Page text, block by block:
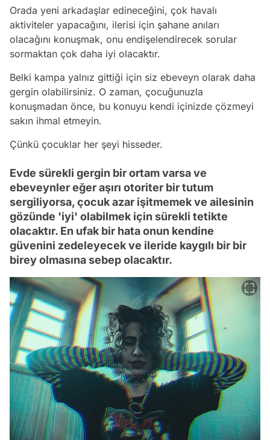
Orada yeni arkadaşlar edineceğini, çok havalı
aktiviteler yapacağını, ilerisi için şahane anıları
olacağını konuşmak, onu endişelendirecek sorular
sormaktan çok daha iyi olacaktır.
Belki kampa yalnız gittiği için siz ebeveyn olarak daha
gergin olabilirsiniz. O zaman, çocuğunuzla
konuşmadan önce, bu konuyu kendi içinizde çözmeyi
sakın ihmal etmeyin.
Çünkü çocuklar her şeyi hisseder.
Evde sürekli gergin bir ortam varsa ve
ebeveynler eğer aşırı otoriter bir tutum
sergiliyorsa, çocuk azar işitmemek ve ailesinin
gözünde 'iyi' olabilmek için sürekli tetikte
olacaktır. En ufak bir hata onun kendine
güvenini zedeleyecek ve ileride kaygılı bir bir
birey olmasına sebep olacaktır.